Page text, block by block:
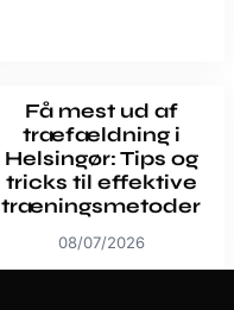
Få mest ud af
træfældning i
Helsingør: Tips og
tricks til effektive
træningsmetoder
08/07/2026